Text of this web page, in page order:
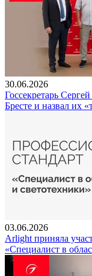
30.06.2026
Госсекретарь
Бресте и назвал их
03.06.2026
Arlight приняла
«Специалист в